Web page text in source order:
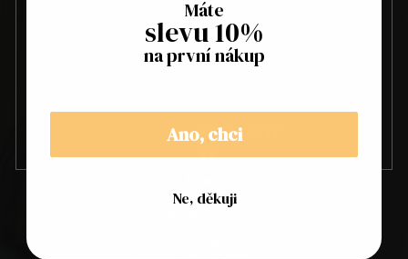
Vložením e-mailu souhlasíte spodmínkami ochrany osobních
PŘIHLÁSIT
SE
Kde nás najdete
Máte
slevu 10%
na první nákup
Ano, chci
Ne, děkuji